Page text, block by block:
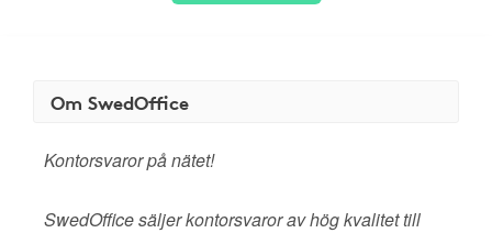
Om SwedOffice
Kontorsvaror på nätet!
SwedOffice säljer kontorsvaror av hög kvalitet till